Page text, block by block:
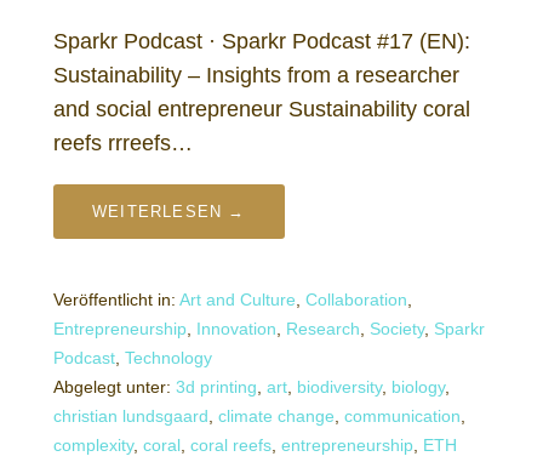
Sparkr Podcast · Sparkr Podcast #17 (EN):
Sustainability – Insights from a researcher
and social entrepreneur Sustainability coral
reefs rrreefs…
WEITERLESEN →
Veröffentlicht in: Art and Culture Collaboration
Entrepreneurship Innovation Research Society, Sparkr
Podcast Technology
Abgelegt unter: 3d printing art biodiversity, biology,
christian lundsgaard climate change communication
complexity, coral coral reefs entrepreneurship ETH